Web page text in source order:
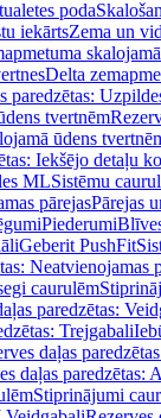
poda
iekārtsZema un
Delta
paredzētas:
tvertnēm
ūdens
Iekšējo detaļu
MLSistēmu
pārejasPārejas
Piederumi
Geberit PushFit
Neatvienojamas
caurulēm
paredzētas:
Trejgabali
daļas
daļas paredzētas:
Stiprinājumi